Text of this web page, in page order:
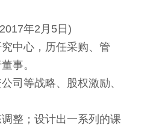
年2月5日)
中心，历任采购、管
事。
司等战略、股权激励、
整；设计出一系列的课